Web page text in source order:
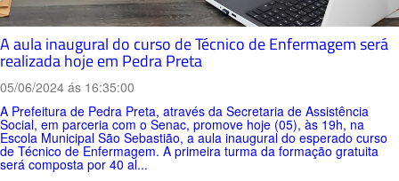
A aula inaugural do curso de Técnico de Enfermagem será
realizada hoje em Pedra Preta
05/06/2024 ás 16:35:00
A Prefeitura de Pedra Preta, através da Secretaria de Assistência
Social, em parceria com o Senac, promove hoje (05), às 19h, na
Escola Municipal São Sebastião, a aula inaugural do esperado curso
de Técnico de Enfermagem. A primeira turma da formação gratuita
será composta por 40 al...